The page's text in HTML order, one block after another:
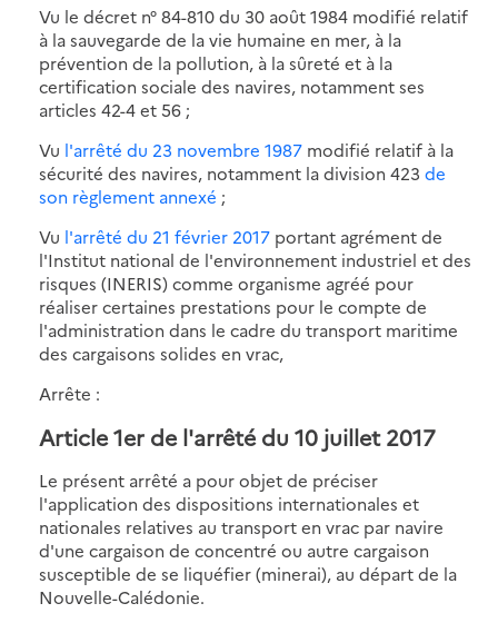
Vu le décret n° 84-810 du 30 août 1984 modifié relatif
à la sauvegarde de la vie humaine en mer, à la
prévention de la pollution, à la sûreté et à la
certification sociale des navires, notamment ses
articles 42-4 et 56 ;
Vu l'arrêté du 23 novembre 1987 modifié relatif à la
sécurité des navires, notamment la division 423 de
son règlement annexé ;
Vu l'arrêté du 21 février 2017 portant agrément de
l'Institut national de l'environnement industriel et des
risques (INERIS) comme organisme agréé pour
réaliser certaines prestations pour le compte de
l'administration dans le cadre du transport maritime
des cargaisons solides en vrac,
Arrête :
Article 1er de l'arrêté du 10 juillet 2017
Le présent arrêté a pour objet de préciser
l'application des dispositions internationales et
nationales relatives au transport en vrac par navire
d'une cargaison de concentré ou autre cargaison
susceptible de se liquéfier (minerai), au départ de la
Nouvelle-Calédonie.